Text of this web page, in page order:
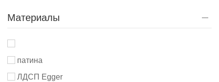
Материалы
патина
ЛДСП Egger